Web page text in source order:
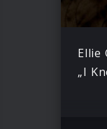
Ellie
„I